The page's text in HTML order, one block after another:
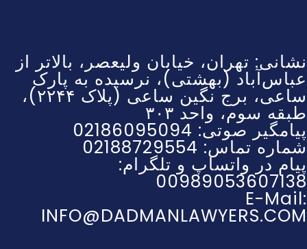
نشانی: تهران، خیابان ولیعصر، بالاتر از
عباس‌آباد (بهشتی)، نرسیده به پارک
ساعی، برج نگین ساعی (پلاک ۲۲۴۴)،
طبقه سوم، واحد ۳۰۳
پیامگیر صوتی: 02186095094
شماره تماس: 02188729554
پیام در واتساپ و تلگرام:
00989053607138
E-Mail:
INFO@DADMANLAWYERS.COM